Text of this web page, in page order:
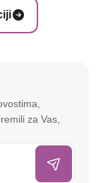
za Vas,
omogućuje
analiziramo
oglase i